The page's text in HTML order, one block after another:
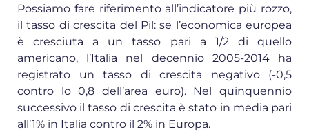
Possiamo fare riferimento all’indicatore più rozzo,
il tasso di crescita del Pil: se l’economica europea
è cresciuta a un tasso pari a 1/2 di quello
americano, l’Italia nel decennio 2005-2014 ha
registrato un tasso di crescita negativo (-0,5
contro lo 0,8 dell’area euro). Nel quinquennio
successivo il tasso di crescita è stato in media pari
all’1% in Italia contro il 2% in Europa.